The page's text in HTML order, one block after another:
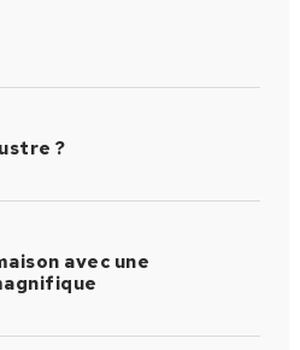
?
avec une